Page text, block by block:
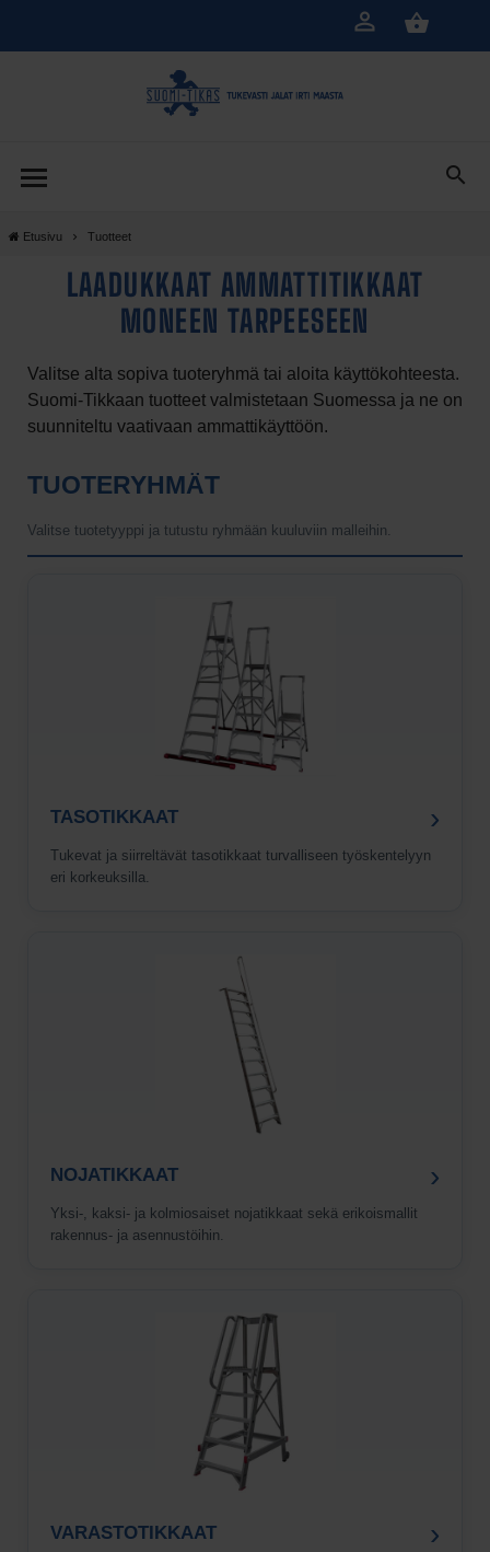
Etusivu Tuotteet
LAADUKKAAT AMMATTITIKKAAT
MONEEN TARPEESEEN
Valitse alta sopiva tuoteryhmä tai aloita käyttökohteesta.
Suomi-Tikkaan tuotteet valmistetaan Suomessa ja ne on
suunniteltu vaativaan ammattikäyttöön.
TUOTERYHMÄT
Valitse tuotetyyppi ja tutustu ryhmään kuuluviin malleihin.
TASOTIKKAAT ›
Tukevat ja siirreltävät tasotikkaat turvalliseen työskentelyyn
eri korkeuksilla.
NOJATIKKAAT ›
Yksi-, kaksi- ja kolmiosaiset nojatikkaat sekä erikoismallit
rakennus- ja asennustöihin.
VARASTOTIKKAAT ›